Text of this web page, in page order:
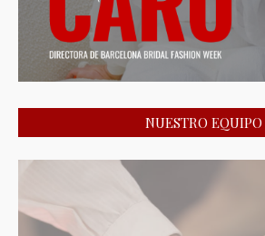
NUESTRO EQUIPO